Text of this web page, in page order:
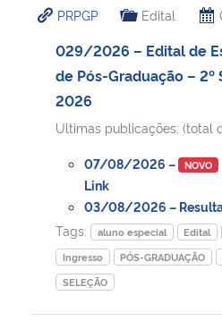
Ministério da Cidadania
Ministério de Minas e Energia
Ministério da Ciência, Tecnologia,
Ministério do Meio Ambiente
Ministério do Turismo
PRPGP Edital
029/2026 – Edital de
de Pós-Graduação –
2026
Ultimas publicações: (total
07/08/2026 – NOVO
Link
03/08/2026 –
Tags:
aluno especial Edital
Ingresso
PÓS-GRADUAÇÃO
SELEÇÃO